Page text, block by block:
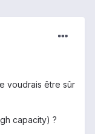
voudrais être sûr
capacity) ?